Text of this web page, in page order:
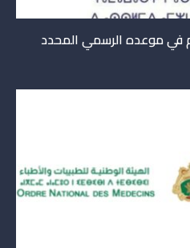
في موعده الرسمي المحدد